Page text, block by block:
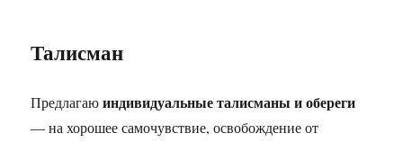
Талисман
Предлагаюиндивидуальные талисманы и обереги
— на хорошее самочувствие, освобождение от